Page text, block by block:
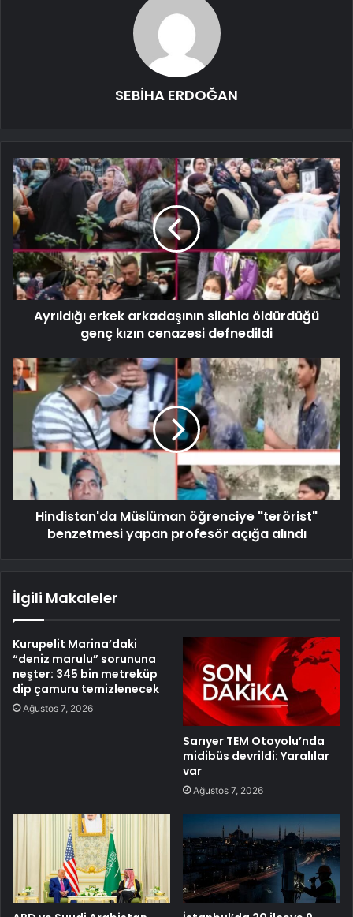
SEBİHA ERDOĞAN
Ayrıldığı erkek arkadaşının silahla öldürdüğü
genç kızın cenazesi defnedildi
Hindistan'da Müslüman öğrenciye "terörist"
benzetmesi yapan profesör açığa alındı
İlgili Makaleler
Kurupelit Marina’daki
“deniz marulu” sorununa
neşter: 345 bin metreküp
dip çamuru temizlenecek
Ağustos 7, 2026
Sarıyer TEM Otoyolu’nda
midibüs devrildi: Yaralılar
var
Ağustos 7, 2026